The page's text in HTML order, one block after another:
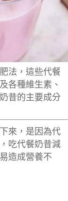
法，這些代餐
各種維生素、
昔的主要成分
來，是因為代
吃代餐奶昔減
造成營養不